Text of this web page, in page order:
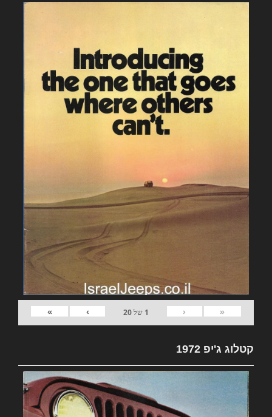
«
‹
1 של20
›
»
קטלוג ג'יפ 1972